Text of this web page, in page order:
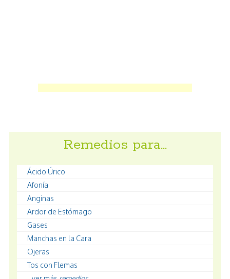
Remedios para…
Ácido Úrico
Afonía
Anginas
Ardor de Estómago
Gases
Manchas en la Cara
Ojeras
Tos con Flemas